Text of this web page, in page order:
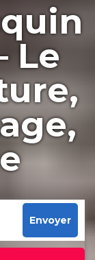
Le
Envoyer